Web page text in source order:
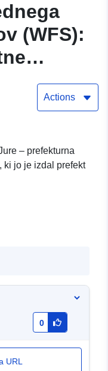
(WFS):
Actions
– prefekturna
ki jo je izdal prefekt
0
URL